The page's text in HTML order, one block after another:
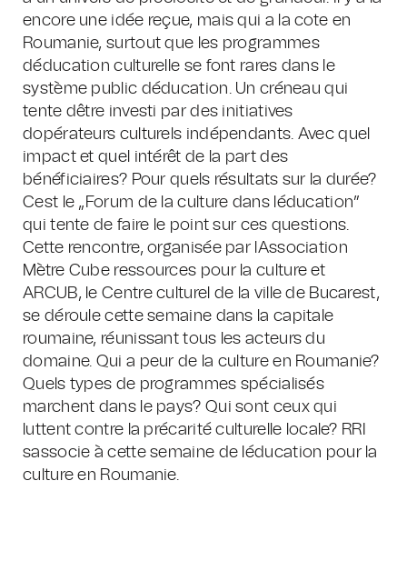
encore une idée reçue, mais qui a la cote en
Roumanie, surtout que les programmes
déducation culturelle se font rares dans le
système public déducation. Un créneau qui
tente dêtre investi par des initiatives
dopérateurs culturels indépendants. Avec quel
impact et quel intérêt de la part des
bénéficiaires? Pour quels résultats sur la durée?
Cest le „Forum de la culture dans léducation”
qui tente de faire le point sur ces questions.
Cette rencontre, organisée par lAssociation
Mètre Cube ressources pour la culture et
ARCUB, le Centre culturel de la ville de Bucarest,
se déroule cette semaine dans la capitale
roumaine, réunissant tous les acteurs du
domaine. Qui a peur de la culture en Roumanie?
Quels types de programmes spécialisés
marchent dans le pays? Qui sont ceux qui
luttent contre la précarité culturelle locale? RRI
sassocie à cette semaine de léducation pour la
culture en Roumanie.